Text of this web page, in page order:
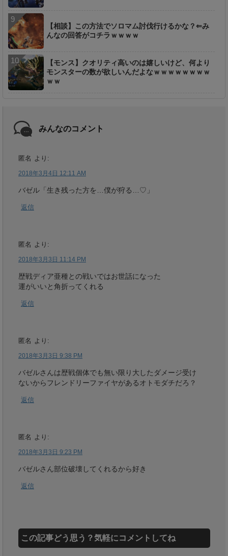
【相談】この方法でソロマム討伐行けるかな？⇐み
んなの回答がコチラｗｗｗｗ
【モンス】クオリティ高いのは嬉しいけど、何より
モンスターの数が欲しいんだよなｗｗｗｗｗｗｗｗ
ｗｗ
みんなのコメント
匿名 より:
2018年3月4日 12:11 AM
バゼル「生き残った方を…僕が狩る…♡」
返信
匿名 より:
2018年3月3日 11:14 PM
歴戦ディア亜種との戦いではお世話になった
運がいいと角折ってくれる
返信
匿名 より:
2018年3月3日 9:38 PM
バゼルさんは歴戦個体でも無い限り大したダメージ受け
ないからフレンドリーファイヤがあるオトモダチだろ？
返信
匿名 より:
2018年3月3日 9:23 PM
バゼルさん部位破壊してくれるから好き
返信
この記事どう思う？気軽にコメントしてね